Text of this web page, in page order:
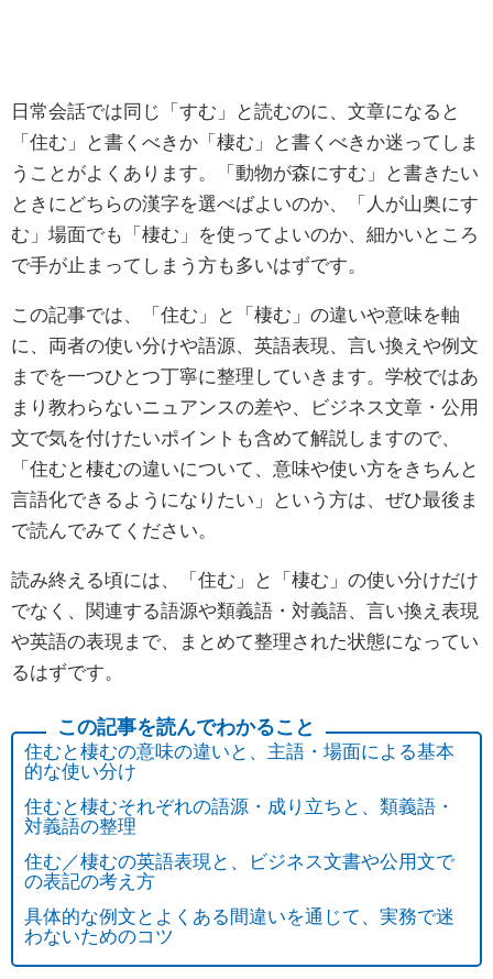
日常会話では同じ「すむ」と読むのに、文章になると
「住む」と書くべきか「棲む」と書くべきか迷ってしま
うことがよくあります。「動物が森にすむ」と書きたい
ときにどちらの漢字を選べばよいのか、「人が山奥にす
む」場面でも「棲む」を使ってよいのか、細かいところ
で手が止まってしまう方も多いはずです。
この記事では、「住む」と「棲む」の違いや意味を軸
に、両者の使い分けや語源、英語表現、言い換えや例文
までを一つひとつ丁寧に整理していきます。学校ではあ
まり教わらないニュアンスの差や、ビジネス文章・公用
文で気を付けたいポイントも含めて解説しますので、
「住むと棲むの違いについて、意味や使い方をきちんと
言語化できるようになりたい」という方は、ぜひ最後ま
で読んでみてください。
読み終える頃には、「住む」と「棲む」の使い分けだけ
でなく、関連する語源や類義語・対義語、言い換え表現
や英語の表現まで、まとめて整理された状態になってい
るはずです。
住むと棲むの意味の違いと、主語・場面による基本
的な使い分け
住むと棲むそれぞれの語源・成り立ちと、類義語・
対義語の整理
住む／棲むの英語表現と、ビジネス文書や公用文で
の表記の考え方
具体的な例文とよくある間違いを通じて、実務で迷
わないためのコツ